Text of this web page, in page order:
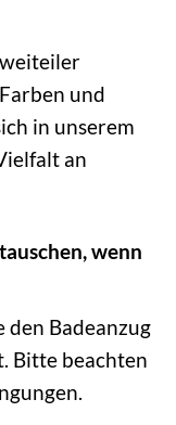
und
in unserem
an
wenn
den Badeanzug
Bitte beachten